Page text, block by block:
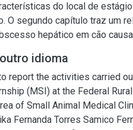
do local de
O segundo capítulo traz um
hepático em cão
idioma
report the activities carried
(MSI) at the Federal
of Small Animal Medical
Fernanda Torres Samico